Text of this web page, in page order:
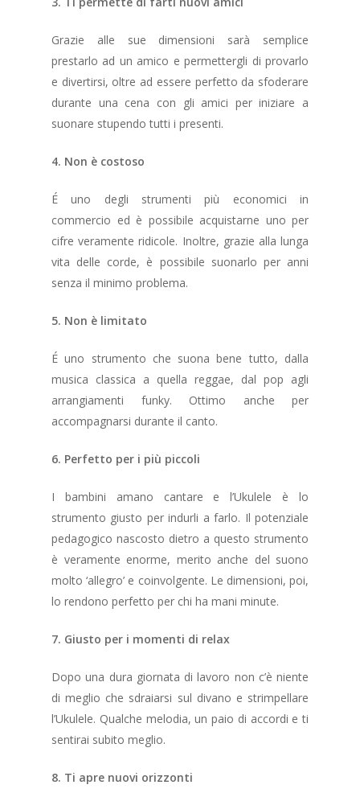
Grazie alle sue dimensioni sarà semplice
prestarlo ad un amico e permettergli di provarlo
e divertirsi, oltre ad essere perfetto da sfoderare
durante una cena con gli amici per iniziare a
suonare stupendo tutti i presenti.
4. Non è costoso
É uno degli strumenti più economici in
commercio ed è possibile acquistarne uno per
cifre veramente ridicole. Inoltre, grazie alla lunga
vita delle corde, è possibile suonarlo per anni
senza il minimo problema.
5. Non è limitato
É uno strumento che suona bene tutto, dalla
musica classica a quella reggae, dal pop agli
arrangiamenti funky. Ottimo anche per
accompagnarsi durante il canto.
6. Perfetto per i più piccoli
I bambini amano cantare e l’Ukulele è lo
strumento giusto per indurli a farlo. Il potenziale
pedagogico nascosto dietro a questo strumento
è veramente enorme, merito anche del suono
molto ‘allegro’ e coinvolgente. Le dimensioni, poi,
lo rendono perfetto per chi ha mani minute.
7. Giusto per i momenti di relax
Dopo una dura giornata di lavoro non c’è niente
di meglio che sdraiarsi sul divano e strimpellare
l’Ukulele. Qualche melodia, un paio di accordi e ti
sentirai subito meglio.
8. Ti apre nuovi orizzonti